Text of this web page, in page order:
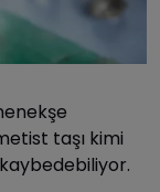
taşı kimi